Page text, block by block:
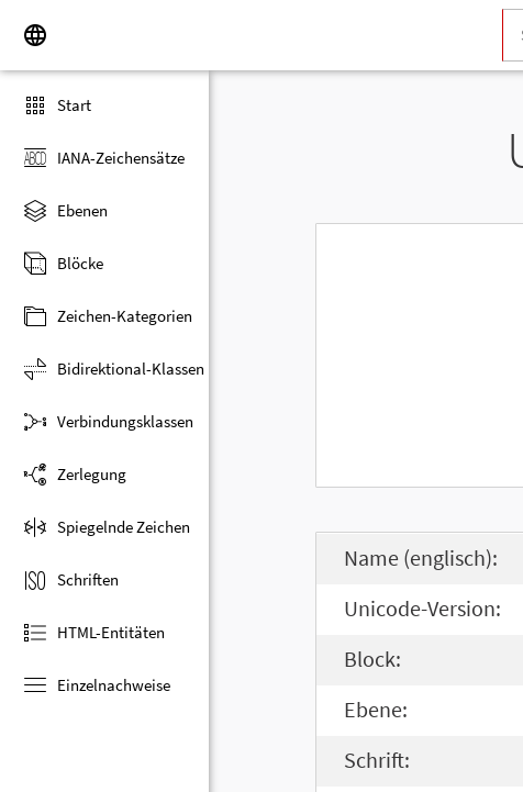
Start
IANA-Zeichensätze
Ebenen
Blöcke
Zeichen-Kategorien
Bidirektional-Klassen
Verbindungsklassen
Zerlegung
Spiegelnde Zeichen
Schriften
HTML-Entitäten
Einzelnachweise
Name (englisch):
Unicode-Version:
Block:
Ebene:
Schrift: